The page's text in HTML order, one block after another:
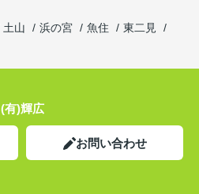
土山 浜の宮 魚住
東二見
(有)輝広
お問い合わせ